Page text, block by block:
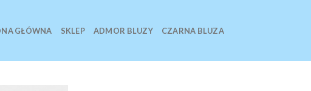
GŁÓWNA SKLEP ADMOR BLUZY CZARNA BLUZA